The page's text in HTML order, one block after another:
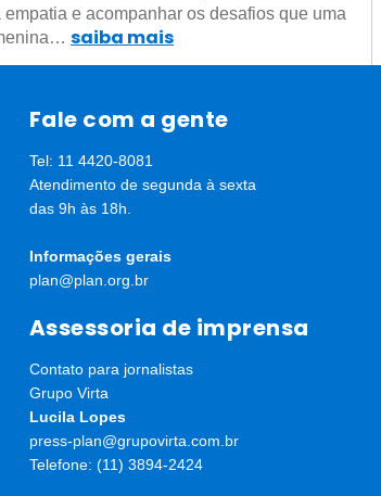
empatia e acompanhar os desafios que uma
saiba mais
Fale com a gente
Tel: 11 4420-8081
Atendimento de segunda à sexta
das 9h às 18h.
Informações gerais
plan@plan.org.br
Assessoria de imprensa
Contato para jornalistas
Grupo Virta
Lucila Lopes
press-plan@grupovirta.com.br
Telefone: (11) 3894-2424